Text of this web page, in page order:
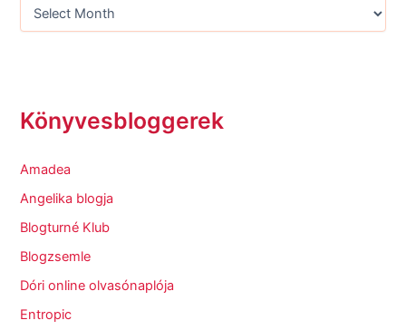
Könyvesbloggerek
Amadea
Angelika blogja
Blogturné Klub
Blogzsemle
Dóri online olvasónaplója
Entropic